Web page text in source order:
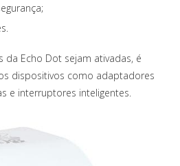
da Echo Dot sejam ativadas, é
dispositivos como adaptadores
e interruptores inteligentes.